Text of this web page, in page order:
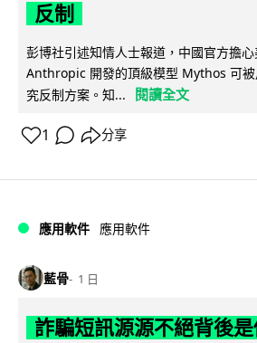
反制
彭博社引述知情人士報道，中國官方擔
Anthropic 開發的頂級模型 Mythos 可
究反制方案。知...
閱讀全文
1 分享
應用軟件 應用軟件
藍骨 1 日
詐騙短訊源源不絕背後